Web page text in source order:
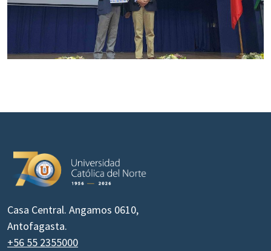
Casa Central. Angamos 0610,
Antofagasta.
+56 55 2355000